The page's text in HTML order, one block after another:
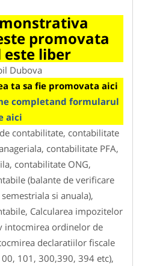
promovata
liber
Dubova
ta sa fie promovata aici
completand formularul
aici
contabilitate, contabilitate
contabilitate PFA,
contabilitate ONG,
(balante de verificare
si anuala),
Calcularea impozitelor
intocmirea ordinelor de
declaratiilor fiscale
101, 300,390, 394 etc),